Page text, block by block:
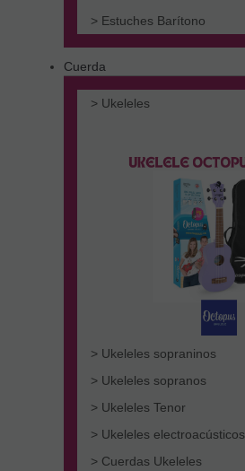
> Estuches Barítono
Cuerda
> Ukeleles
> Ukeleles sopraninos
> Ukeleles sopranos
> Ukeleles Tenor
> Ukeleles electroacústicos
> Cuerdas Ukeleles